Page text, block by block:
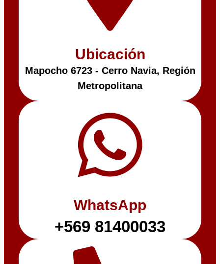
Ubicación
Mapocho 6723 - Cerro Navia, Región
Metropolitana
WhatsApp
+569 81400033